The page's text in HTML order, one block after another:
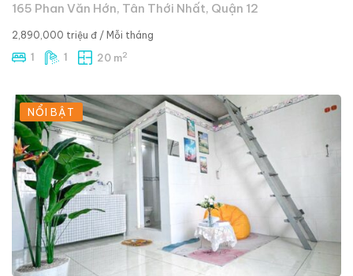
165 Phan Văn Hớn, Tân Thới Nhất, Quận 12
2,890,000 triệu đ / Mỗi tháng
1 1 20 m2
NỔI BẬT